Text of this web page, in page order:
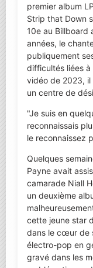
premier album
Strip that Down
10e au Billboard
années, le
publiquement
difficultés liées
vidéo de 2023, il
un centre de
"Je suis en
reconnaissais
le reconnaissez
Quelques
Payne avait
camarade Niall
un deuxième
cette jeune star
dans le cœur de
électro-pop en
gravé dans les